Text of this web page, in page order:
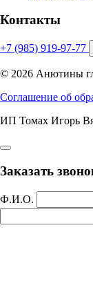
Контакты
+7 (985) 919-97-77
© 2026 Анютины
Соглашение об
ИП Томах Игорь
Заказать
Ф.И.О.